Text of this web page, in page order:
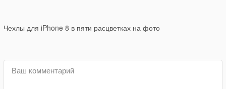
Чехлы для iPhone 8 в пяти расцветках на фото